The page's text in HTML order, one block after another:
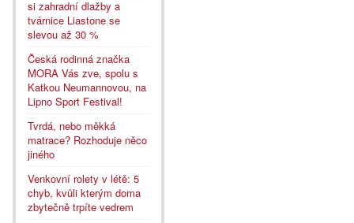
si zahradní dlažby a
tvárnice Liastone se
slevou až 30 %
Česká rodinná značka
MORA Vás zve, spolu s
Katkou Neumannovou, na
Lipno Sport Festival!
Tvrdá, nebo měkká
matrace? Rozhoduje něco
jiného
Venkovní rolety v létě: 5
chyb, kvůli kterým doma
zbytečně trpíte vedrem